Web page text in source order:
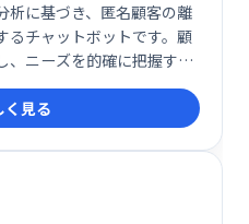
析に基づき、匿名顧客の離
るチャットボットです。顧
、ニーズを的確に把握する
ートを提供します。離脱率
たい企業に最適なソリュ
く見る